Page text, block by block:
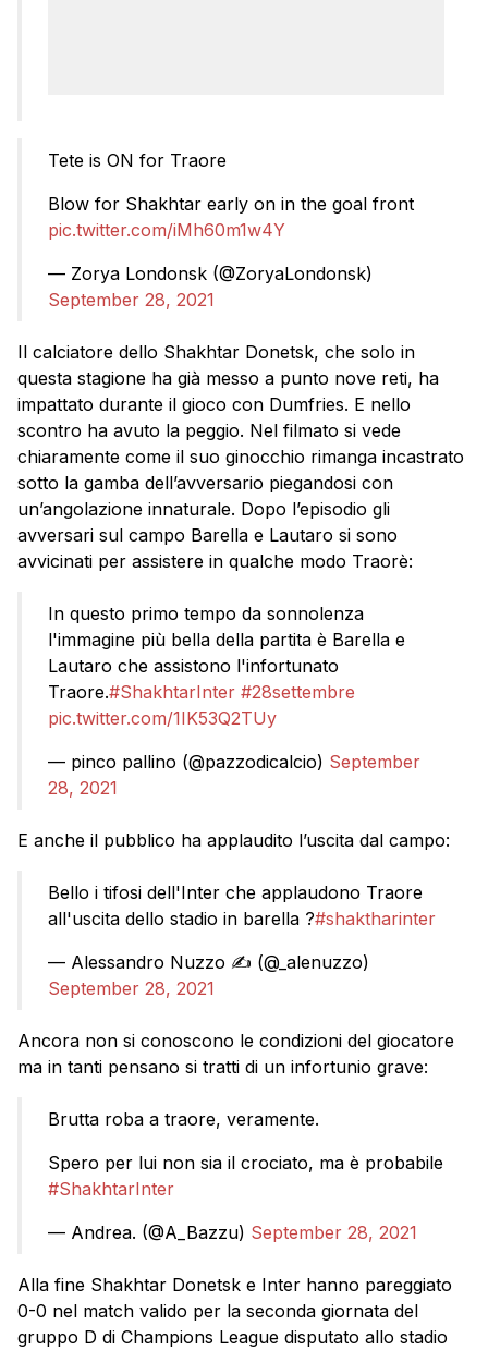
Tete is ON for Traore
Blow for Shakhtar early on in the goal front
pic.twitter.com/iMh60m1w4Y
— Zorya Londonsk (@ZoryaLondonsk)
September 28, 2021
Il calciatore dello Shakhtar Donetsk, che solo in
questa stagione ha già messo a punto nove reti, ha
impattato durante il gioco con Dumfries. E nello
scontro ha avuto la peggio. Nel filmato si vede
chiaramente come il suo ginocchio rimanga incastrato
sotto la gamba dell’avversario piegandosi con
un’angolazione innaturale. Dopo l’episodio gli
avversari sul campo Barella e Lautaro si sono
avvicinati per assistere in qualche modo Traorè:
In questo primo tempo da sonnolenza
l'immagine più bella della partita è Barella e
Lautaro che assistono l'infortunato
Traore.#ShakhtarInter #28settembre
pic.twitter.com/1IK53Q2TUy
— pinco pallino (@pazzodicalcio) September
28, 2021
E anche il pubblico ha applaudito l’uscita dal campo:
Bello i tifosi dell'Inter che applaudono Traore
all'uscita dello stadio in barella ?#shaktharinter
— Alessandro Nuzzo ✍️ (@_alenuzzo)
September 28, 2021
Ancora non si conoscono le condizioni del giocatore
ma in tanti pensano si tratti di un infortunio grave:
Brutta roba a traore, veramente.
Spero per lui non sia il crociato, ma è probabile
#ShakhtarInter
— Andrea. (@A_Bazzu) September 28, 2021
Alla fine Shakhtar Donetsk e Inter hanno pareggiato
0-0 nel match valido per la seconda giornata del
gruppo D di Champions League disputato allo stadio